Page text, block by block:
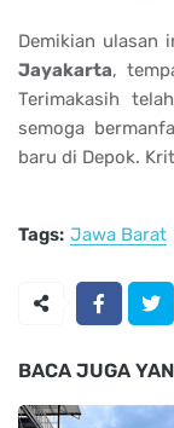
Demikian ulasan
Jayakarta,
Terimakasih
semoga
baru di Depok.
Tags: Jawa Barat
BACA JUGA